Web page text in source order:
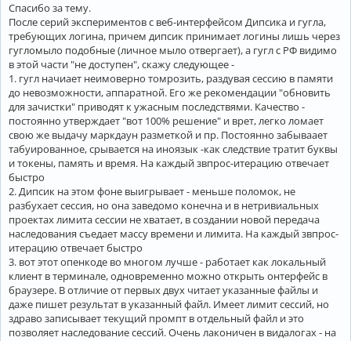
Спасибо за тему.
После серий экспериментов с веб-интерфейсом Дипсика и гугла,
требующих логина, причем дипсик принимает логины лишь через
гугломыло подобные (личное мыло отвергает), а гугл с РФ видимо
в этой части "не доступен", скажу следующее -
1. гугл начиает неимоверно томрозить, раздувая сессию в памяти
до невозможности, аппаратной. Его же рекомендации "обновить
для зачистки" приводят к ужасным последствями. Качество -
постоянно утверждает "вот 100% решение" и врет, легко ломает
свою же выдачу маркдаун разметкой и пр. Постоянно забываает
табуированное, срывается на иноязык -как следствие тратит буквы
и токены, память и время. На каждый звпрос-итерацию отвечает
быстро
2. Дипсик на этом фоне выигрывает - меньше поломок, не
разбухает сессия, но она заведомо конечна и в нетривиальных
проектах лимита сессии не хватает, в создании новой передача
наследования съедает массу времени и лимита. На каждый звпрос-
итерацию отвечает быстро
3. вот этот опенкоде во многом лучше - работает как локальный
клиент в терминале, одновременно можно открыть онтерфейс в
браузере. В отличие от первых двух читает указанные файлы и
даже пишет результат в указанный файл. Имеет лимит сессий, но
здраво записывает текущий промпт в отдельный файл и это
позволяет наследование сессий. Очень лаконичен в видалогах - на